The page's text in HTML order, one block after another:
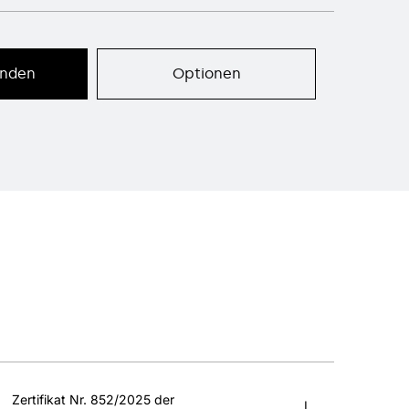
Optionen
Zertifikat Nr. 852/2025 der